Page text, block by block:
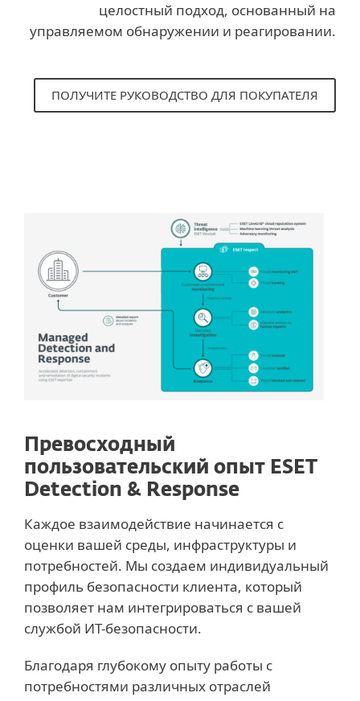
целостный подход, основанный на
управляемом обнаружении и реагировании.
ПОЛУЧИТЕ РУКОВОДСТВО ДЛЯ ПОКУПАТЕЛЯ
Превосходный
пользовательский опыт ESET
Detection & Response
Каждое взаимодействие начинается с
оценки вашей среды, инфраструктуры и
потребностей. Мы создаем индивидуальный
профиль безопасности клиента, который
позволяет нам интегрироваться с вашей
службой ИТ-безопасности.
Благодаря глубокому опыту работы с
потребностями различных отраслей